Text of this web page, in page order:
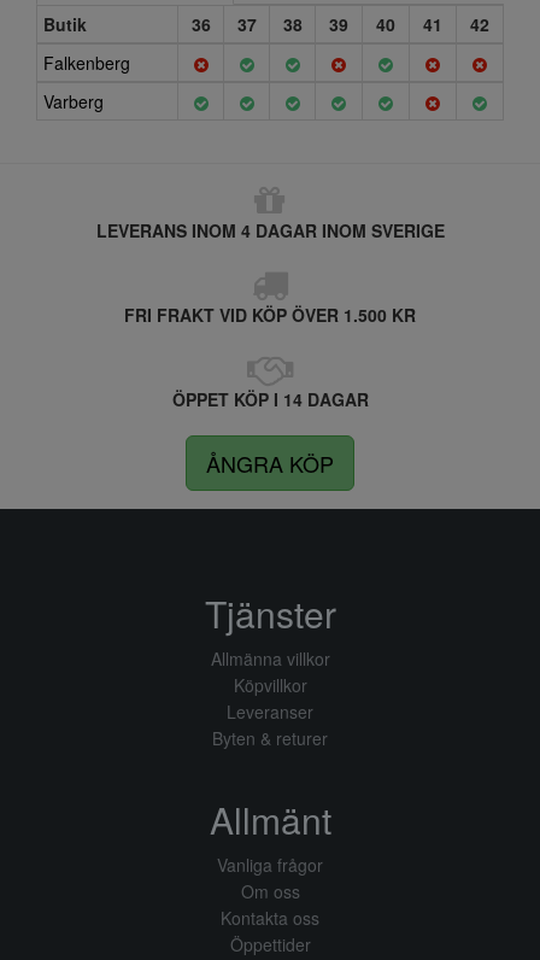
Butik
36 37 38 39 40 41
42
Falkenberg
Varberg
LEVERANS INOM 4 DAGAR INOM SVERIGE
FRI FRAKT VID KÖP ÖVER 1.500 KR
ÖPPET KÖP I 14 DAGAR
ÅNGRA KÖP
Tjänster
Allmänna villkor
Köpvillkor
Leveranser
Byten & returer
Allmänt
Vanliga frågor
Om oss
Kontakta oss
Öppettider